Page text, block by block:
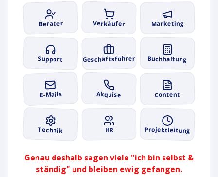
Berater Verkäufer Marketing
Support Geschäftsführer Buchhaltung
E-Mails Akquise Content
Technik HR Projektleitung
Genau deshalb sagen viele "ich bin selbst &
ständig" und bleiben ewig gefangen.